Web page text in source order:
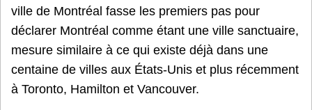
ville de Montréal fasse les premiers pas pour
déclarer Montréal comme étant une ville sanctuaire,
mesure similaire à ce qui existe déjà dans une
centaine de villes aux États-Unis et plus récemment
à Toronto, Hamilton et Vancouver.